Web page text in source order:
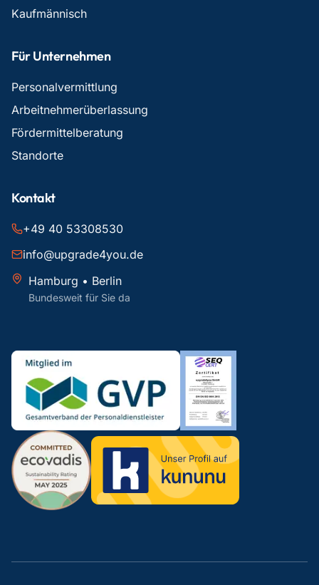
Kaufmännisch
Für Unternehmen
Personalvermittlung
Arbeitnehmerüberlassung
Fördermittelberatung
Standorte
Kontakt
+49 40 53308530
info@upgrade4you.de
Hamburg • Berlin
Bundesweit für Sie da